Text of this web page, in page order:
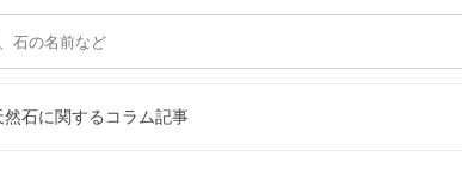
石に関するコラム記事